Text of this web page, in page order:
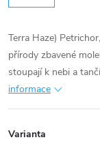
Terra Haze)
přírody zbavené
stoupají k nebi a
informace
Varianta